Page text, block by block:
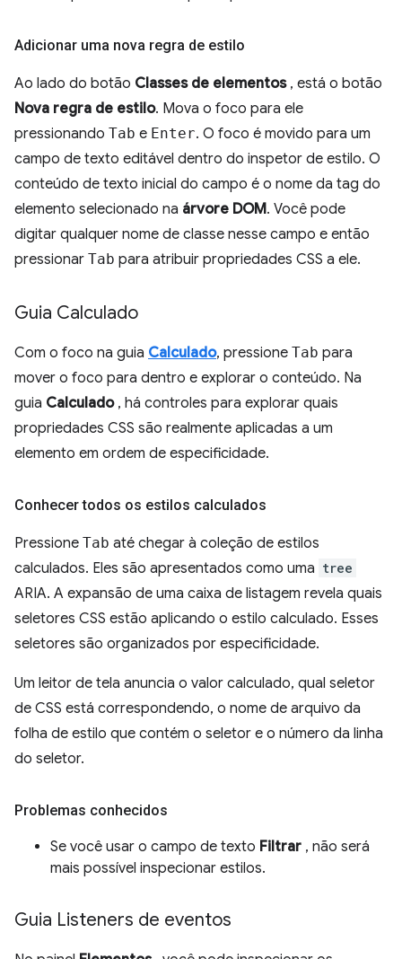
Adicionar uma nova regra de estilo
Ao lado do botão Classes de elementos, está o botão
Nova regra de estilo. Mova o foco para ele
pressionando Tab e Enter. O foco é movido para um
campo de texto editável dentro do inspetor de estilo. O
conteúdo de texto inicial do campo é o nome da tag do
elemento selecionado na árvore DOM. Você pode
digitar qualquer nome de classe nesse campo e então
pressionar Tab para atribuir propriedades CSS a ele.
Guia Calculado
Com o foco na guia Calculado, pressione Tab para
mover o foco para dentro e explorar o conteúdo. Na
guia Calculado, há controles para explorar quais
propriedades CSS são realmente aplicadas a um
elemento em ordem de especificidade.
Conhecer todos os estilos calculados
Pressione Tab até chegar à coleção de estilos
calculados. Eles são apresentados como uma tree
ARIA. A expansão de uma caixa de listagem revela quais
seletores CSS estão aplicando o estilo calculado. Esses
seletores são organizados por especificidade.
Um leitor de tela anuncia o valor calculado, qual seletor
de CSS está correspondendo, o nome de arquivo da
folha de estilo que contém o seletor e o número da linha
do seletor.
Problemas conhecidos
Se você usar o campo de texto Filtrar , não será
mais possível inspecionar estilos.
Guia Listeners de eventos